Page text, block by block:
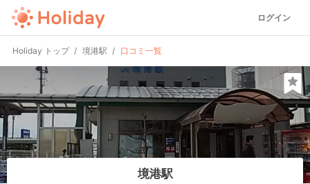
ログイン
Holiday トップ 境港駅 口コミ一覧
境港駅